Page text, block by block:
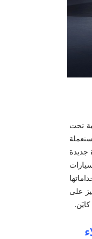
تحت
جديدة
على